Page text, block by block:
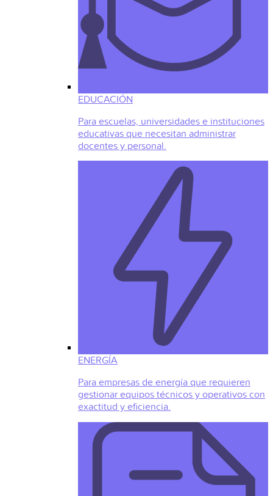
EDUCACIÓN
Para escuelas, universidades e instituciones
educativas que necesitan administrar
docentes y personal.
ENERGÍA
Para empresas de energía que requieren
gestionar equipos técnicos y operativos con
exactitud y eficiencia.